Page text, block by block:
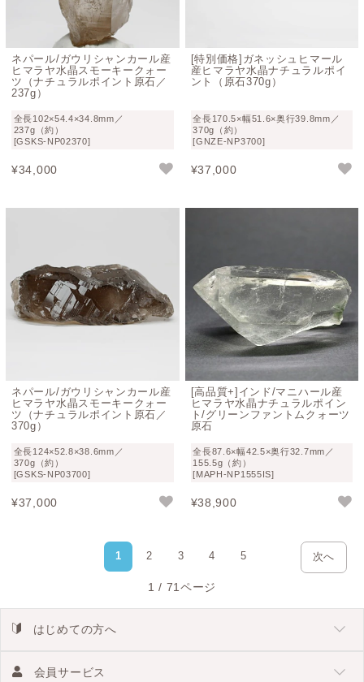
ネパール/ガウリシャンカール産
ヒマラヤ水晶スモーキークォー
ツ（ナチュラルポイント原石／
237g）
全長102×54.4×34.8mm／
237g（約）
[GSKS-NP02370]
¥34,000
[特別価格]ガネッシュヒマール
産ヒマラヤ水晶ナチュラルポイ
ント（原石370g）
全長170.5×幅51.6×奥行39.8mm／
370g（約）
[GNZE-NP3700]
¥37,000
ネパール/ガウリシャンカール産
ヒマラヤ水晶スモーキークォー
ツ（ナチュラルポイント原石／
370g）
全長124×52.8×38.6mm／
370g（約）
[GSKS-NP03700]
¥37,000
[高品質+]インド/マニハール産
ヒマラヤ水晶ナチュラルポイン
ト/グリーンファントムクォーツ
原石
全長87.6×幅42.5×奥行32.7mm／
155.5g（約）
[MAPH-NP1555IS]
¥38,900
1 2 3 4 5 次へ
1 / 71ページ
はじめての方へ
会員サービス